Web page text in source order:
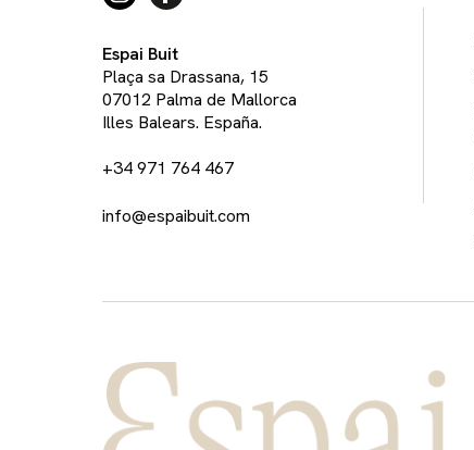
Espai Buit
Plaça sa Drassana, 15
07012 Palma de Mallorca
Illes Balears. España.
+34 971 764 467
info@espaibuit.com